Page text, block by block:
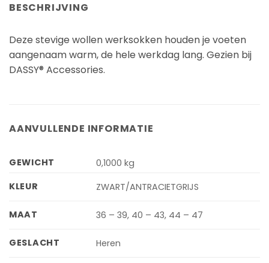
BESCHRIJVING
Deze stevige wollen werksokken houden je voeten
aangenaam warm, de hele werkdag lang. Gezien bij
DASSY® Accessories.
AANVULLENDE INFORMATIE
GEWICHT
0,1000 kg
KLEUR
ZWART/ANTRACIETGRIJS
MAAT 36 – 39, 40 – 43, 44 – 47
GESLACHT Heren